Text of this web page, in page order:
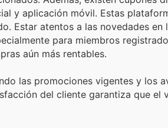
y aplicación móvil. Estas
Estar atentos a las novedades en
para miembros
aún más rentables.
las promociones vigentes y los
del cliente garantiza que el